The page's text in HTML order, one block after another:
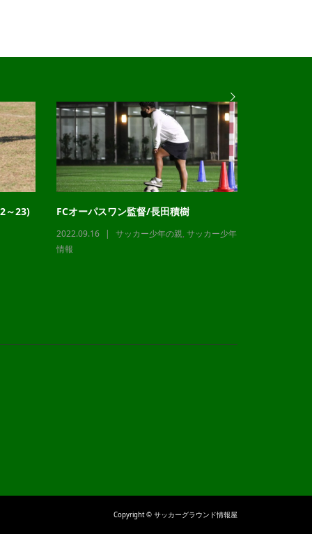
～23) FCオーパスワン監督/長田積樹
2022.09.16 サッカー少年の親, サッカー少年
情報
Copyright © サッカーグラウンド情報屋